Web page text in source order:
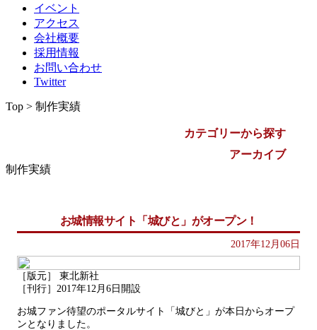
イベント
アクセス
会社概要
採用情報
お問い合わせ
Twitter
Top > 制作実績
カテゴリーから探す
アーカイブ
制作実績
お城情報サイト「城びと」がオープン！
2017年12月06日
［版元］ 東北新社
［刊行］2017年12月6日開設
お城ファン待望のポータルサイト「城びと」が本日からオープ
ンとなりました。